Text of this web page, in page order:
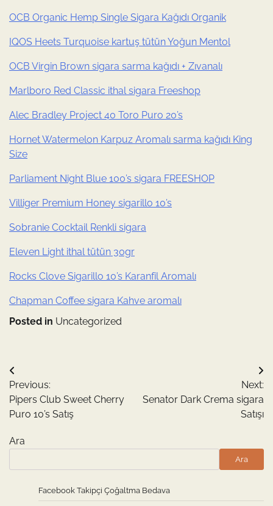
OCB Organic Hemp Single Sigara Kağıdı Organik
IQOS Heets Turquoise kartuş tütün Yoğun Mentol
OCB Virgin Brown sigara sarma kağıdı + Zıvanalı
Marlboro Red Classic ithal sigara Freeshop
Alec Bradley Project 40 Toro Puro 20’s
Hornet Watermelon Karpuz Aromalı sarma kağıdı King
Size
Parliament Night Blue 100’s sigara FREESHOP
Villiger Premium Honey sigarillo 10’s
Sobranie Cocktail Renkli sigara
Eleven Light ithal tütün 30gr
Rocks Clove Sigarillo 10’s Karanfil Aromalı
Chapman Coffee sigara Kahve aromalı
Posted in Uncategorized
Yazı
gezinmesi
Previous:
Pipers Club Sweet Cherry
Puro 10’s Satış
Next:
Senator Dark Crema sigara
Satışı
Ara
Ara
Facebook Takipçi Çoğaltma Bedava